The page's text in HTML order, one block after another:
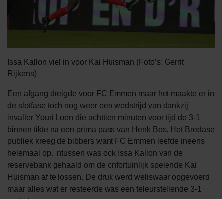
Issa Kallon viel in voor Kai Huisman (Foto’s: Gerrit
Rijkens)
Een afgang dreigde voor FC Emmen maar het maakte er in
de slotfase toch nog weer een wedstrijd van dankzij
invaller Youri Loen die achttien minuten voor tijd de 3-1
binnen tikte na een prima pass van Henk Bos. Het Bredase
publiek kreeg de bibbers want FC Emmen leefde ineens
helemaal op. Intussen was ook Issa Kallon van de
reservebank gehaald om de onfortuinlijk spelende Kai
Huisman af te lossen. De druk werd weliswaar opgevoerd
maar alles wat er resteerde was een teleurstellende 3-1